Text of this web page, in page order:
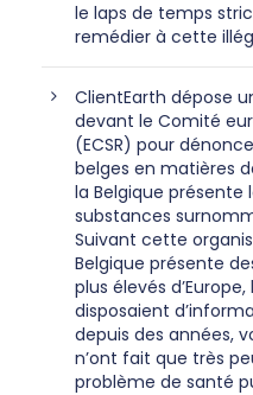
le laps de temps
remédier à cette
ClientEarth dépose
devant le Comité
(ECSR) pour
belges en matières
la Belgique présente
substances
Suivant cette
Belgique présente
plus élevés
disposaient
depuis des années,
n’ont fait que très
problème de santé